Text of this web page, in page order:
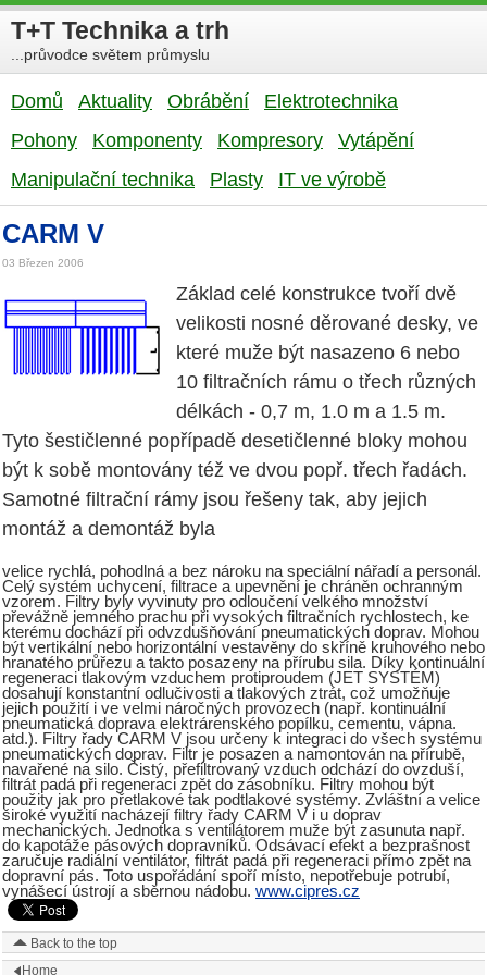
T+T Technika a trh
...průvodce světem průmyslu
Domů Aktuality Obrábění
Elektrotechnika
Pohony
Komponenty Kompresory
Vytápění
Manipulační technika
Plasty IT ve výrobě
CARM V
03 Březen 2006
Základ celé konstrukce tvoří dvě
velikosti nosné děrované desky, ve
které muže být nasazeno 6 nebo
10 filtračních rámu o třech různých
délkách - 0,7 m, 1.0 m a 1.5 m.
Tyto šestičlenné popřípadě desetičlenné bloky mohou
být k sobě montovány též ve dvou popř. třech řadách.
Samotné filtrační rámy jsou řešeny tak, aby jejich
montáž a demontáž byla
velice rychlá, pohodlná a bez nároku na speciální nářadí a personál.
Celý systém uchycení, filtrace a upevnění je chráněn ochranným
vzorem. Filtry byly vyvinuty pro odloučení velkého množství
převážně jemného prachu při vysokých filtračních rychlostech, ke
kterému dochází při odvzdušňování pneumatických doprav. Mohou
být vertikální nebo horizontální vestavěny do skříně kruhového nebo
hranatého průřezu a takto posazeny na přírubu sila. Díky kontinuální
regeneraci tlakovým vzduchem protiproudem (JET SYSTÉM)
dosahují konstantní odlučivosti a tlakových ztrát, což umožňuje
jejich použití i ve velmi náročných provozech (např. kontinuální
pneumatická doprava elektrárenského popílku, cementu, vápna.
atd.). Filtry řady CARM V jsou určeny k integraci do všech systému
pneumatických doprav. Filtr je posazen a namontován na přírubě,
navařené na silo. Čistý, přefiltrovaný vzduch odchází do ovzduší,
filtrát padá při regeneraci zpět do zásobníku. Filtry mohou být
použity jak pro přetlakové tak podtlakové systémy. Zvláštní a velice
široké využití nacházejí filtry řady CARM V i u doprav
mechanických. Jednotka s ventilátorem muže být zasunuta např.
do kapotáže pásových dopravníků. Odsávací efekt a bezprašnost
zaručuje radiální ventilátor, filtrát padá při regeneraci přímo zpět na
dopravní pás. Toto uspořádání spoří místo, nepotřebuje potrubí,
vynášecí ústrojí a sběrnou nádobu. www.cipres.cz
Back to the top
Home